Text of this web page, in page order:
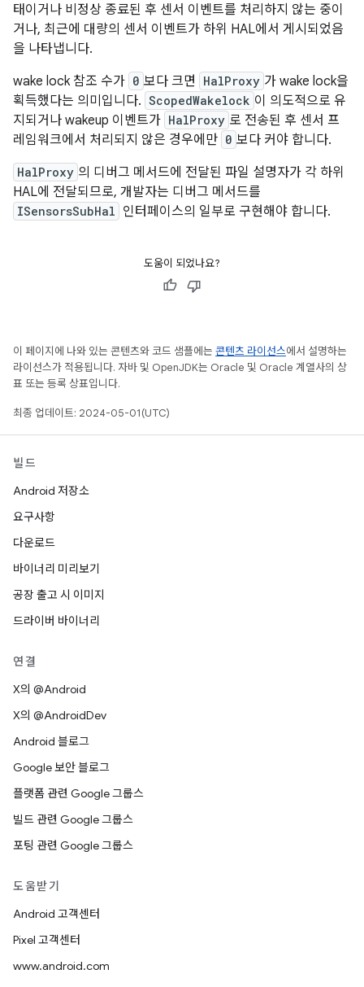
태이거나 비정상 종료된 후 센서 이벤트를 처리하지 않는 중이
거나, 최근에 대량의 센서 이벤트가 하위 HAL에서 게시되었음
을 나타냅니다.
wake lock 참조 수가 0 보다 크면 HalProxy 가 wake lock을
획득했다는 의미입니다. ScopedWakelock 이 의도적으로 유
지되거나 wakeup 이벤트가 HalProxy 로 전송된 후 센서 프
레임워크에서 처리되지 않은 경우에만 0 보다 커야 합니다.
HalProxy 의 디버그 메서드에 전달된 파일 설명자가 각 하위
HAL에 전달되므로, 개발자는 디버그 메서드를
ISensorsSubHal 인터페이스의 일부로 구현해야 합니다.
도움이 되었나요?
이 페이지에 나와 있는 콘텐츠와 코드 샘플에는 콘텐츠 라이선스에서 설명하는
라이선스가 적용됩니다. 자바 및 OpenJDK는 Oracle 및 Oracle 계열사의 상
표 또는 등록 상표입니다.
최종 업데이트: 2024-05-01(UTC)
빌드
Android 저장소
요구사항
다운로드
바이너리 미리보기
공장 출고 시 이미지
드라이버 바이너리
연결
X의 @Android
X의 @AndroidDev
Android 블로그
Google 보안 블로그
플랫폼 관련 Google 그룹스
빌드 관련 Google 그룹스
포팅 관련 Google 그룹스
도움받기
Android 고객센터
Pixel 고객센터
www.android.com